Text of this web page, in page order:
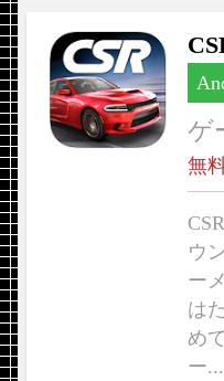
ゲ
無
ウ
ー
は
め
ー...